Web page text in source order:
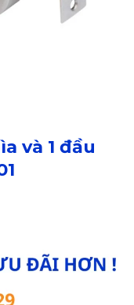
và 1 đầu